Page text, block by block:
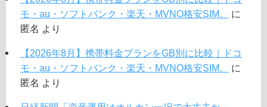
モ・au・ソフトバンク・楽天・MVNO格安SIM。
に
匿名 より
【2026年8月】携帯料金プランをGB別に比較｜ドコ
モ・au・ソフトバンク・楽天・MVNO格安SIM。
に
匿名 より